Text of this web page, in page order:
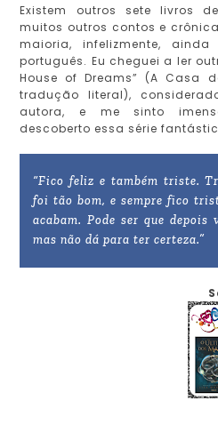
Existem outros sete livros
muitos outros contos e
maioria, infelizmente,
português. Eu cheguei a ler
House of Dreams” (A Casa
tradução literal),
autora, e me sinto
descoberto essa série
“Fico feliz e também triste.
foi tão bom, e sempre fico
acabam. Pode ser que depois
mas não dá para ter certeza.”